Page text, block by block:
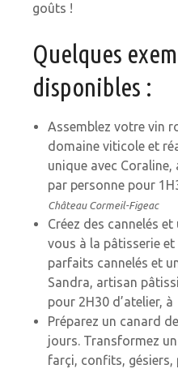
goûts !
Quelques
disponibles :
Assemblez votre vin
domaine viticole et
unique avec
par personne pour
Château Cormeil-Figeac
Créez des cannelés
vous à la pâtisserie
parfaits cannelés et
Sandra, artisan
pour 2H30 d’atelier, à
Préparez un canard
jours. Transformez
farçi, confits, gésiers,